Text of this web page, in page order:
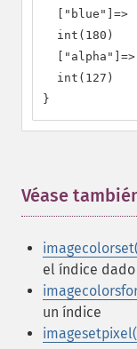
  ["blue"]=>
  int(180)
  ["alpha"]=>
  int(127)
}
Véase
el índice dado
un índice